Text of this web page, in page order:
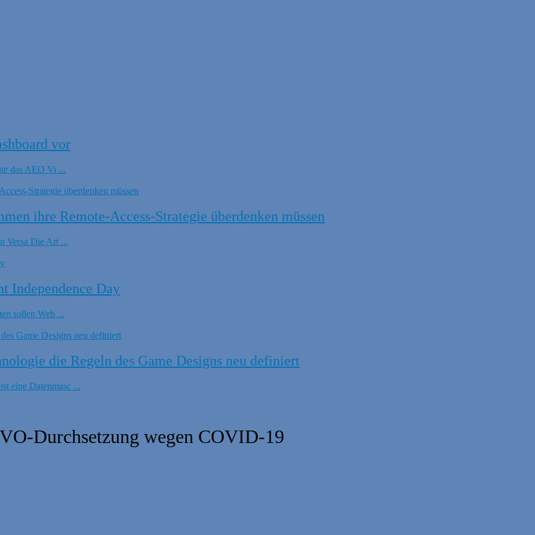
vor
das AEO Vi ...
ihre Remote-Access-Strategie überdenken müssen
Versa Die Art ...
Independence Day
sollen Web ...
die Regeln des Game Designs neu definiert
eine Datenmasc ...
Durchsetzung wegen COVID-19